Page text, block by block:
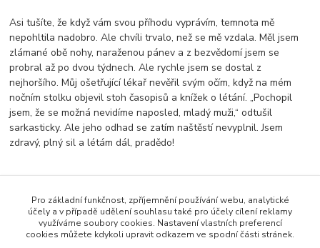
Asi tušíte, že když vám svou příhodu vyprávím, temnota mě
nepohltila nadobro. Ale chvíli trvalo, než se mě vzdala. Měl jsem
zlámané obě nohy, naraženou pánev a z bezvědomí jsem se
probral až po dvou týdnech. Ale rychle jsem se dostal z
nejhoršího. Můj ošetřující lékař nevěřil svým očím, když na mém
nočním stolku objevil stoh časopisů a knížek o létání. „Pochopil
jsem, že se možná nevidíme naposled, mladý muži,“ odtušil
sarkasticky. Ale jeho odhad se zatím naštěstí nevyplnil. Jsem
zdravý, plný sil a létám dál, pradědo!
Zboží zařazeno v kategoriích
Antonio
Pro základní funkčnost, zpříjemnění používání webu, analytické
účely a v případě udělení souhlasu také pro účely cílení reklamy
využíváme soubory cookies. Nastavení vlastních preferencí
cookies můžete kdykoli upravit odkazem ve spodní části stránek.